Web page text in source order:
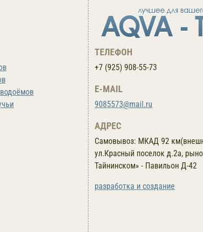
ТЕЛЕФОН
+7 (925) 908-55-73
E-MAIL
9085573@mail.ru
АДРЕС
Самовывоз: МКАД 92
ул.Красный поселок д.2а,
Тайнинском» - Павильон Д-42
разработка и создание